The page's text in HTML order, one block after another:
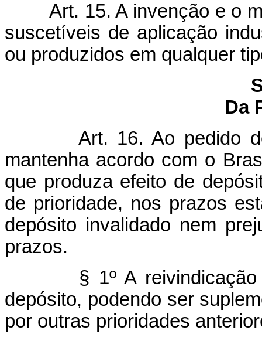
Art. 15. A invenção e o
suscetíveis de aplicação
ou produzidos em qualquer
Da
Art. 16. Ao pedido
mantenha acordo com o
que produza efeito de
de prioridade, nos prazos
depósito invalidado nem
prazos.
§ 1º A
depósito, podendo ser
por outras prioridades